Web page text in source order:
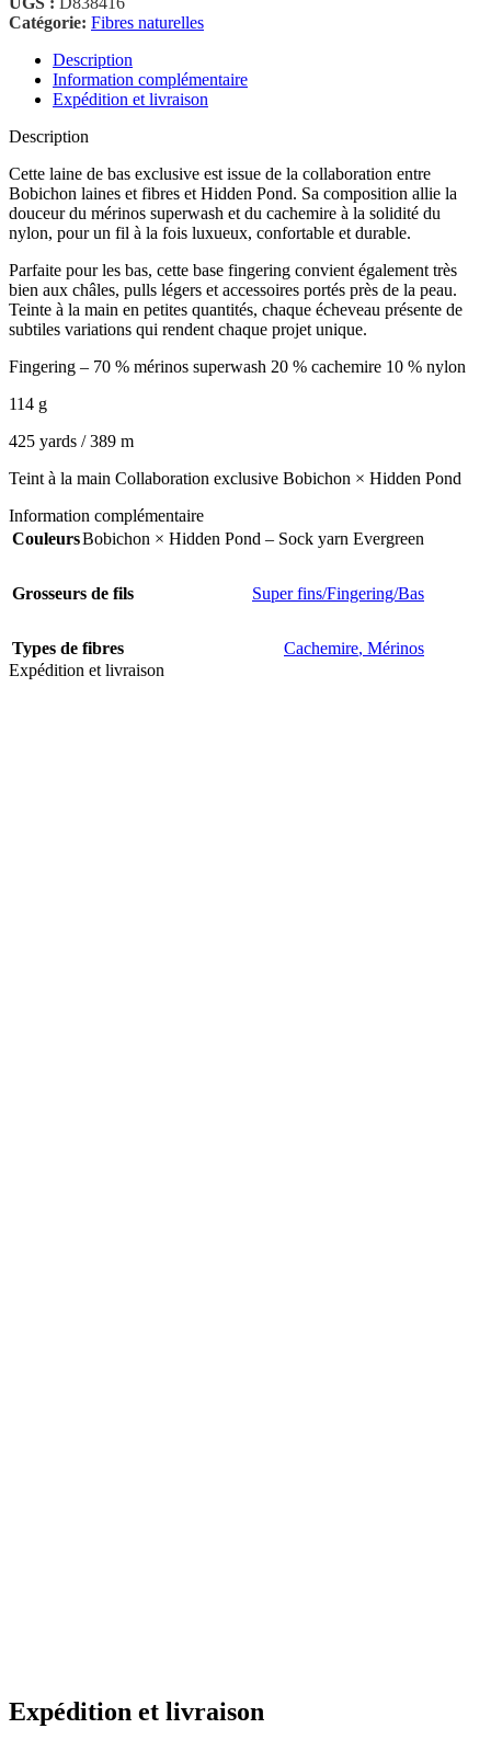
Catégorie: Fibres naturelles
Description
Information complémentaire
Expédition et livraison
Description
Cette laine de bas exclusive est issue de la collaboration entre
Bobichon laines et fibres et Hidden Pond. Sa composition allie la
douceur du mérinos superwash et du cachemire à la solidité du
nylon, pour un fil à la fois luxueux, confortable et durable.
Parfaite pour les bas, cette base fingering convient également très
bien aux châles, pulls légers et accessoires portés près de la peau.
Teinte à la main en petites quantités, chaque écheveau présente de
subtiles variations qui rendent chaque projet unique.
Fingering – 70 % mérinos superwash 20 % cachemire 10 % nylon
114 g
425 yards / 389 m
Teint à la main Collaboration exclusive Bobichon × Hidden Pond
Information complémentaire
CouleursBobichon × Hidden Pond – Sock yarn Evergreen
Grosseurs de fils Super fins/Fingering/Bas
Types de fibres Cachemire, Mérinos
Expédition et livraison
Expédition et livraison